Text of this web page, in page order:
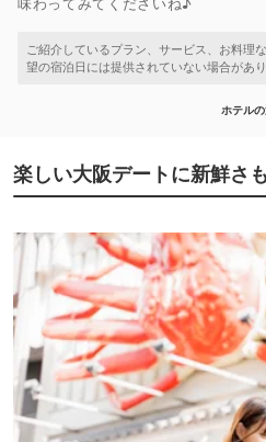
ホテル
楽しい大阪デートに新鮮さ